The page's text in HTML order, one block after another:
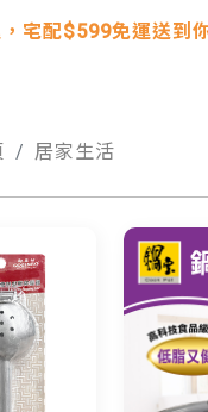
宅配$599免運送到
居家生活